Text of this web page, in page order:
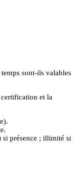
sont-ils valables
et la
si présence ; illimité si